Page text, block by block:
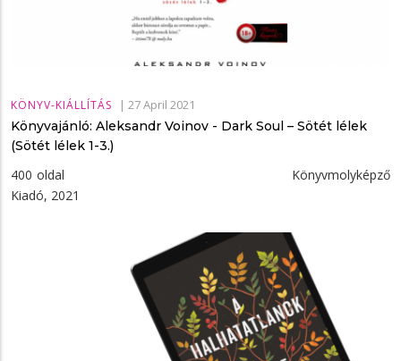
KÖNYV-KIÁLLÍTÁS | 27 April 2021
Könyvajánló: Aleksandr Voinov - Dark ​Soul – Sötét lélek
(Sötét lélek 1-3.)
400 oldal Könyvmolyképző
Kiadó, 2021